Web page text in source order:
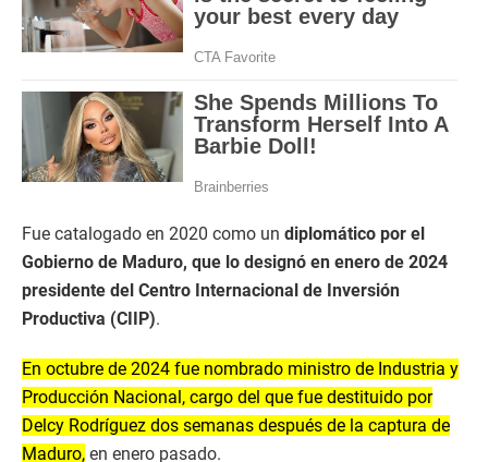
Fue catalogado en 2020 como un diplomático por el
Gobierno de Maduro, que lo designó en enero de 2024
presidente del Centro Internacional de Inversión
Productiva (CIIP).
En octubre de 2024 fue nombrado ministro de Industria y
Producción Nacional, cargo del que fue destituido por
Delcy Rodríguez dos semanas después de la captura de
Maduro, en enero pasado.